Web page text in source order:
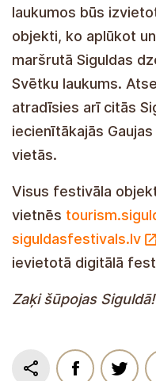
laukumos būs
objekti, ko aplūkot
maršrutā Siguldas
Svētku laukums.
atradīsies arī citās
iecienītākajās
vietās.
Visus festivāla
vietnēs
siguldasfestivals.lv
ievietotā digitālā
Zaķi šūpojas Siguldā!